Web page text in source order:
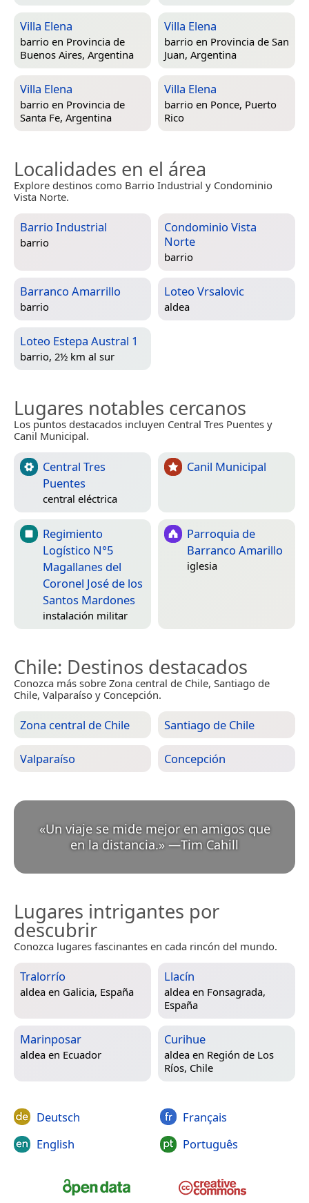
Villa Elena
barrio en Provincia de
Buenos Aires, Argentina
Villa Elena
barrio en Provincia de San
Juan, Argentina
Villa Elena
barrio en Provincia de
Santa Fe, Argentina
Villa Elena
barrio en Ponce, Puerto
Rico
Localidades en el área
Explore destinos como Barrio Industrial y Condominio
Vista Norte.
Barrio Industrial
barrio
Condominio Vista
Norte
barrio
Barranco Amarrillo
barrio
Loteo Vrsalovic
aldea
Loteo Estepa Austral 1
barrio, 2½ km al sur
Lugares notables cercanos
Los puntos destacados incluyen Central Tres Puentes y
Canil Municipal.
Central Tres
Puentes
central eléctrica
Canil Municipal
Regimiento
Logístico N°5
Magallanes del
Coronel José de los
Santos Mardones
instalación militar
Parroquia de
Barranco Amarillo
iglesia
Chile: Destinos destacados
Conozca más sobre Zona central de Chile, Santiago de
Chile, Valparaíso y Concepción.
Zona central de Chile Santiago de Chile
Valparaíso Concepción
«Un viaje se mide mejor en amigos que
en la distancia.» —Tim Cahill
Lugares intrigantes por
descubrir
Conozca lugares fascinantes en cada rincón del mundo.
Tralorrío
aldea en Galicia, España
Llacín
aldea en Fonsagrada,
España
Marinposar
aldea en Ecuador
Curihue
aldea en Región de Los
Ríos, Chile
Deutsch
English
Français
Português